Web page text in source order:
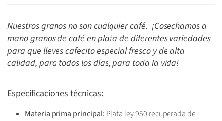
Nuestros granos no son cualquier café. ¡Cosechamos a
mano granos de café en plata de diferentes variedades
para que lleves cafecito especial fresco y de alta
calidad, para todos los días, para toda la vida!
Especificaciones técnicas:
Materia prima principal: Plata ley 950 recuperada de